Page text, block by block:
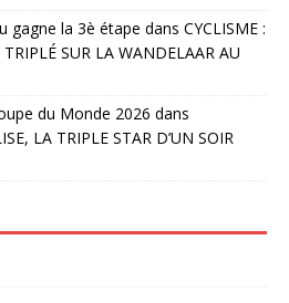
gagne la 3è étape dans CYCLISME :
SUR LA WANDELAAR AU
du Monde 2026 dans
LA TRIPLE STAR D’UN SOIR